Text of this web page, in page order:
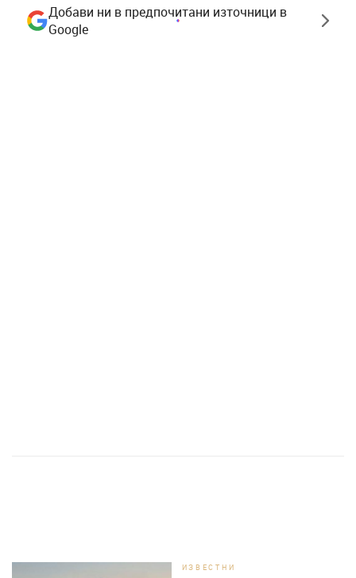
Добави ни в предпочитани източници в
Google
ИЗВЕСТНИ